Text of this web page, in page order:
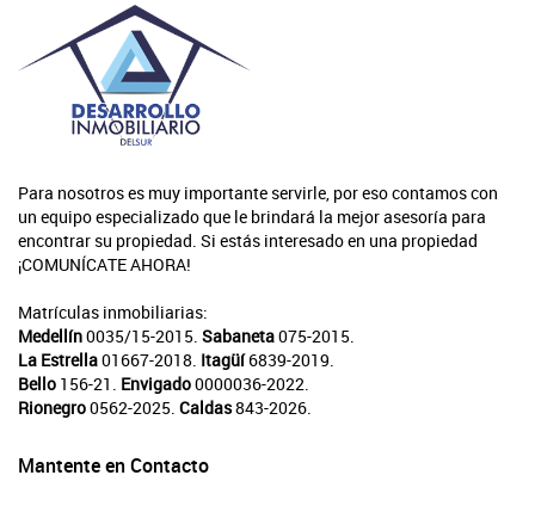
Para nosotros es muy importante servirle, por eso contamos con
un equipo especializado que le brindará la mejor asesoría para
encontrar su propiedad. Si estás interesado en una propiedad
¡COMUNÍCATE AHORA!
Matrículas inmobiliarias:
Medellín0035/15-2015. Sabaneta075-2015.
La Estrella01667-2018. Itagüí6839-2019.
Bello 156-21. Envigado0000036-2022.
Rionegro0562-2025. Caldas843-2026.
Mantente en Contacto